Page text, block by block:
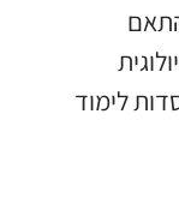
לימוד